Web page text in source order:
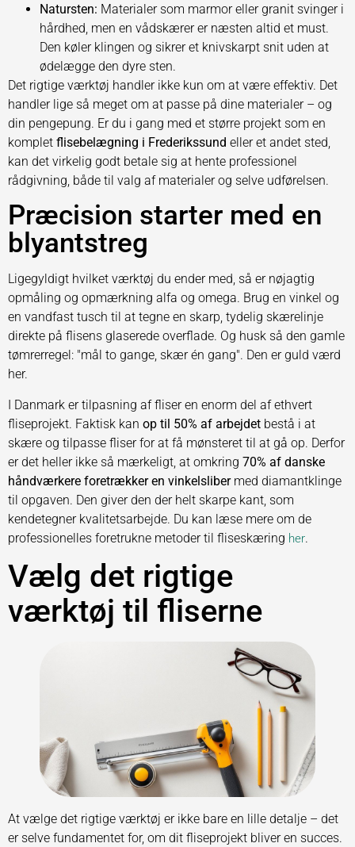
Natursten: Materialer som marmor eller granit svinger i
hårdhed, men en vådskærer er næsten altid et must.
Den køler klingen og sikrer et knivskarpt snit uden at
ødelægge den dyre sten.
Det rigtige værktøj handler ikke kun om at være effektiv. Det
handler lige så meget om at passe på dine materialer – og
din pengepung. Er du i gang med et større projekt som en
komplet flisebelægning i Frederikssund eller et andet sted,
kan det virkelig godt betale sig at hente professionel
rådgivning, både til valg af materialer og selve udførelsen.
Præcision starter med en
blyantstreg
Ligegyldigt hvilket værktøj du ender med, så er nøjagtig
opmåling og opmærkning alfa og omega. Brug en vinkel og
en vandfast tusch til at tegne en skarp, tydelig skærelinje
direkte på flisens glaserede overflade. Og husk så den gamle
tømrerregel: "mål to gange, skær én gang". Den er guld værd
her.
I Danmark er tilpasning af fliser en enorm del af ethvert
fliseprojekt. Faktisk kan op til 50% af arbejdet bestå i at
skære og tilpasse fliser for at få mønsteret til at gå op. Derfor
er det heller ikke så mærkeligt, at omkring 70% af danske
håndværkere foretrækker en vinkelslibermed diamantklinge
til opgaven. Den giver den der helt skarpe kant, som
kendetegner kvalitetsarbejde. Du kan læse mere om de
professionelles foretrukne metoder til fliseskæring her.
Vælg det rigtige
værktøj til fliserne
At vælge det rigtige værktøj er ikke bare en lille detalje – det
er selve fundamentet for, om dit fliseprojekt bliver en succes.